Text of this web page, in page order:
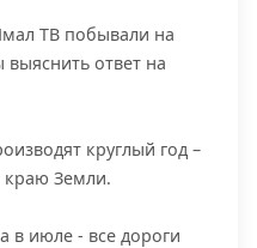
ТВ побывали на
выяснить ответ на
круглый год –
Земли.
в июле - все дороги